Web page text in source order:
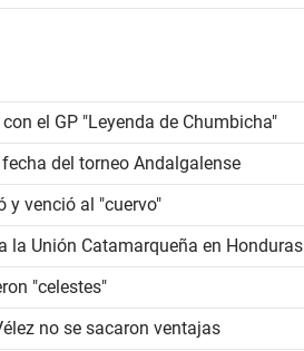
el GP "Leyenda de Chumbicha"
del torneo Andalgalense
y venció al "cuervo"
la Unión Catamarqueña en Honduras
"celestes"
no se sacaron ventajas